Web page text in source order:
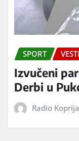
SPORT VESTI
Izvučeni
Derbi u
Radio